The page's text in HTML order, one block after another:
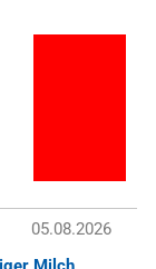
05.08.2026